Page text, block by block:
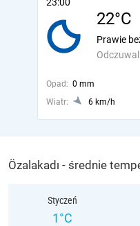
22°C
Prawie
Opad: 0 mm
Wiatr:
6 km/h
Özalakadı - średnie
Styczeń
1°C